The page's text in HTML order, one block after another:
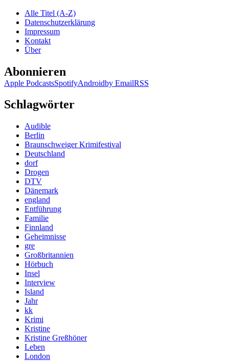
Dein
Ende
Alle Titel (A-Z)
Datenschutzerklärung
Impressum
Kontakt
Über
Abonnieren
Apple PodcastsSpotifyAndroidby EmailRSS
Schlagwörter
Audible
Berlin
Braunschweiger Krimifestival
Deutschland
dorf
Drogen
DTV
Dänemark
england
Entführung
Familie
Finnland
Geheimnisse
gre
Großbritannien
Hörbuch
Insel
Interview
Island
Jahr
kk
Krimi
Kristine
Kristine Greßhöner
Leben
London